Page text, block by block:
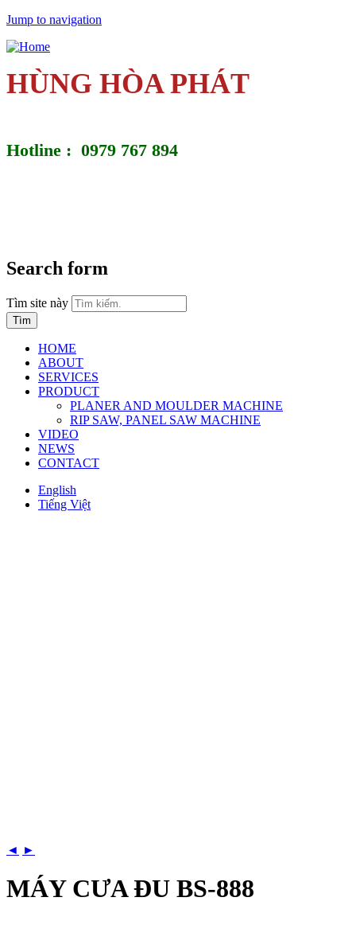
Jump to navigation
HÙNG HÒA PHÁT
Hotline : 0979 767 894
Search form
Tìm site này
HOME
ABOUT
SERVICES
PRODUCT
PLANER AND MOULDER MACHINE
RIP SAW, PANEL SAW MACHINE
VIDEO
NEWS
CONTACT
English
Tiếng Việt
◄ ►
MÁY CƯA ĐU BS-888